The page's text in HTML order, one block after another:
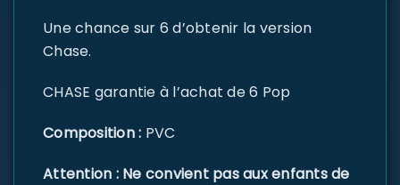
Une chance sur 6 d’obtenir la version
Chase.
CHASE garantie à l’achat de 6 Pop
Composition : PVC
Attention : Ne convient pas aux enfants de